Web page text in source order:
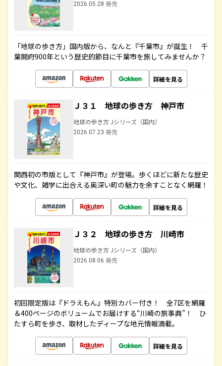
2026.05.28 発売
「地球の歩き方」国内版から、なんと『千葉市』が誕生！ 千
葉開府900年という歴史的節目に千葉市を旅してみませんか？
詳細を見る
Ｊ３１ 地球の歩き方 神戸市
地球の歩き方 Jシリーズ（国内）
2026.07.23 発売
関西初の市版として『神戸市』が登場。歩くほどに新たな歴史
や文化、雑学に出合える奥深い町の魅力を余すことなく網羅！
詳細を見る
Ｊ３２ 地球の歩き方 川崎市
地球の歩き方 Jシリーズ（国内）
2026.08.06 発売
初回限定版は『ドラえもん』特別カバー付き！ 全7区を網羅
＆400ページのボリュームでお届けする“川崎の旅事典”！ ひ
たすら町を歩き、取材したディープな地元情報満載。
詳細を見る